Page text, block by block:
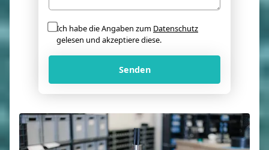
Ich habe die Angaben zum Datenschutz
gelesen und akzeptiere diese.
Senden